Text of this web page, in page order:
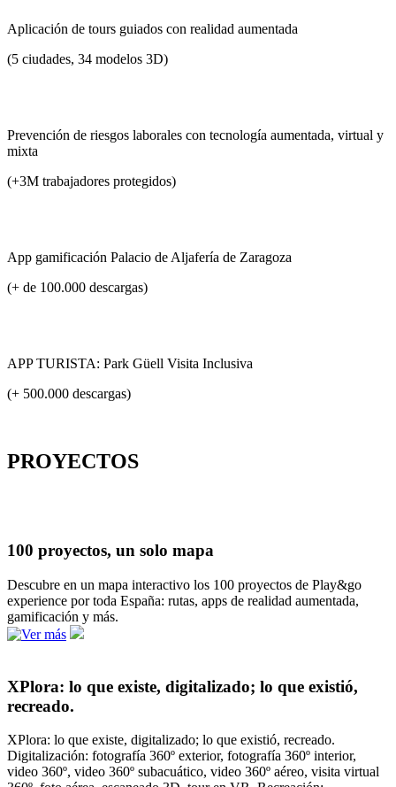
Aplicación de tours guiados con realidad aumentada
(5 ciudades, 34 modelos 3D)
Prevención de riesgos laborales con tecnología aumentada, virtual y
mixta
(+3M trabajadores protegidos)
App gamificación Palacio de Aljafería de Zaragoza
(+ de 100.000 descargas)
APP TURISTA: Park Güell Visita Inclusiva
(+ 500.000 descargas)
PROYECTOS
100 proyectos, un solo mapa
Descubre en un mapa interactivo los 100 proyectos de Play&go
experience por toda España: rutas, apps de realidad aumentada,
gamificación y más.
XPlora: lo que existe, digitalizado; lo que existió,
recreado.
XPlora: lo que existe, digitalizado; lo que existió, recreado.
Digitalización: fotografía 360º exterior, fotografía 360º interior,
video 360º, video 360º subacuático, video 360º aéreo, visita virtual